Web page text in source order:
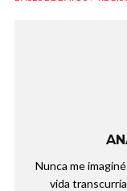
Nunca me
vida